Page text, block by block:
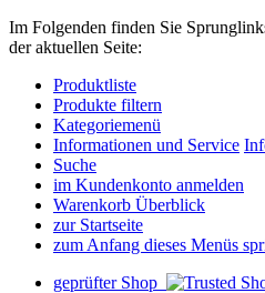
Im Folgenden finden Sie
der aktuellen Seite:
Produktliste
Produkte filtern
Kategoriemenü
Informationen und Service
Suche
im Kundenkonto anmelden
Warenkorb Überblick
zur Startseite
zum Anfang dieses Menüs
geprüfter Shop